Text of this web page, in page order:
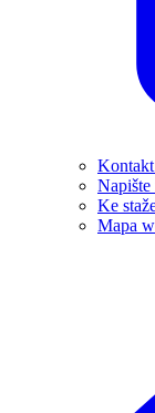
Napište
Ke
Mapa